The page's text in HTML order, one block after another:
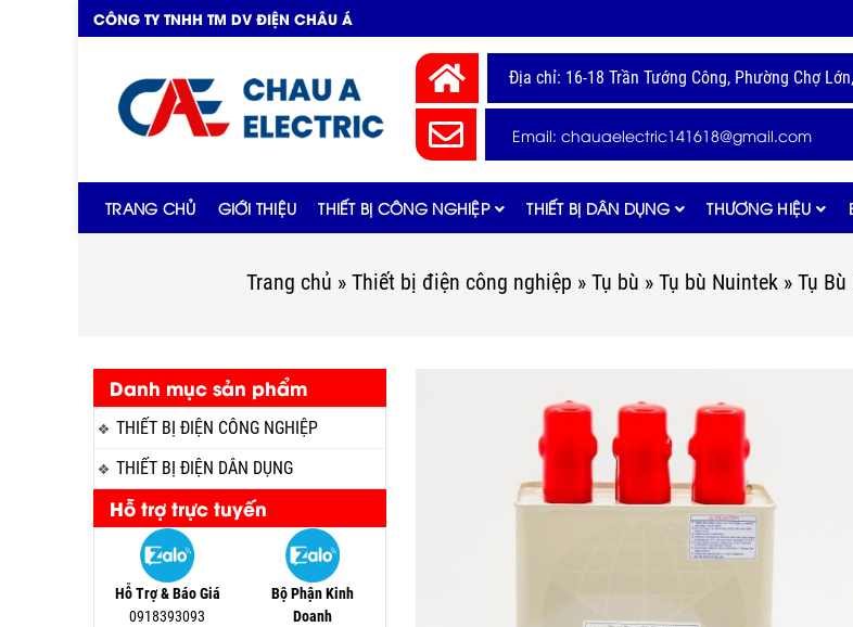
CÔNG TY TNHH TM DV ĐIỆN CHÂU Á
Địa chỉ: 16-18 Trần Tướng Công, Phường Chợ
Email: chauaelectric141618@gmail.com
TRANG CHỦ GIỚI THIỆU THIẾT BỊ CÔNG NGHIỆP THIẾT BỊ DÂN DỤNG THƯƠNG HIỆU
Trang chủ » Thiết bị điện công nghiệp » Tụ bù » Tụ bù Nuintek » Tụ Bù
Danh mục sản phẩm
THIẾT BỊ ĐIỆN CÔNG NGHIỆP
THIẾT BỊ ĐIỆN DÂN DỤNG
Hỗ trợ trực tuyến
Hỗ Trợ & Báo Giá
0918393093
Bộ Phận Kinh
Doanh